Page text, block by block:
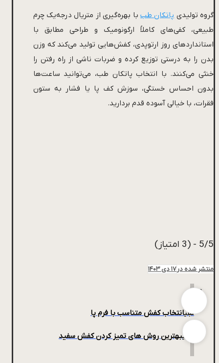
گروه تولیدیپاتکان طب با بهره‌گیری از متریال درجه‌یک چرم
طبیعی، کفی‌های کاملاً ارگونومیک و طراحی مطابق با
استانداردهای روز ارتوپدی، کفش‌هایی تولید می‌کند که وزن
بدن را به درستی توزیع کرده و ضربات ناشی از راه رفتن را
خنثی می‌کنند. با انتخاب پاتکان طب، می‌توانید ساعت‌ها
بدون احساس خستگی، سوزش کف پا یا فشار به ستون
فقرات، با خیالی آسوده قدم بردارید.
5/5 - (3 امتیاز)
منتشر شده در۱۷ دی ۱۴۰۳
قبلیانتخاب کفش متناسب با فرم پا
بعدیبهترین روش های تمیز کردن کفش سفید